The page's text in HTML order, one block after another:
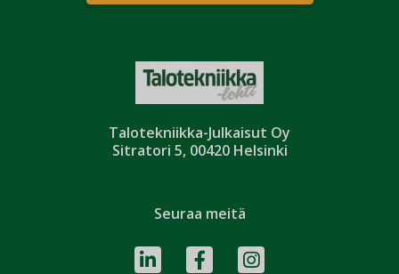
Talotekniikka-Julkaisut Oy
Sitratori 5, 00420 Helsinki
Seuraa meitä